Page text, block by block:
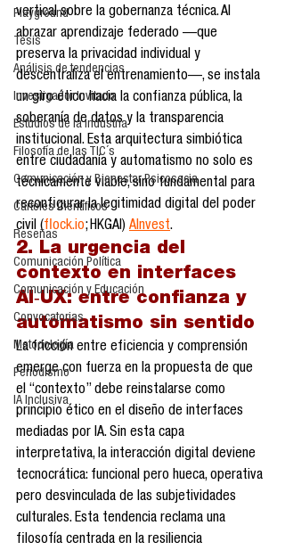
Playground
Tesis
Análisis de tendencias
Investigador Invitado
Estudios de la industria
Filosofía de las TIC´s
Comunicación y Bienestar Psicosocia
Carteles Científicos
Reseñas
Comunicación Política
Comunicación y Educación
Convocatorias
Metodología
Periodismo
IA Inclusiva
vertical sobre la gobernanza técnica. Al
abrazar aprendizaje federado —que
preserva la privacidad individual y
descentraliza el entrenamiento—, se instala
un giro ético hacia la confianza pública, la
soberanía de datos y la transparencia
institucional. Esta arquitectura simbiótica
entre ciudadanía y automatismo no solo es
técnicamente viable, sino fundamental para
reconfigurar la legitimidad digital del poder
civil (flock.io; HKGAI) AInvest.
2. La urgencia del
contexto en interfaces
AI‑UX: entre confianza y
automatismo sin sentido
La fricción entre eficiencia y comprensión
emerge con fuerza en la propuesta de que
el “contexto” debe reinstalarse como
principio ético en el diseño de interfaces
mediadas por IA. Sin esta capa
interpretativa, la interacción digital deviene
tecnocrática: funcional pero hueca, operativa
pero desvinculada de las subjetividades
culturales. Esta tendencia reclama una
filosofía centrada en la resiliencia